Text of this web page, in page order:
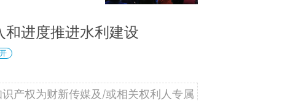
和进度推进水利建设
产权为财新传媒及/或相关权利人专属